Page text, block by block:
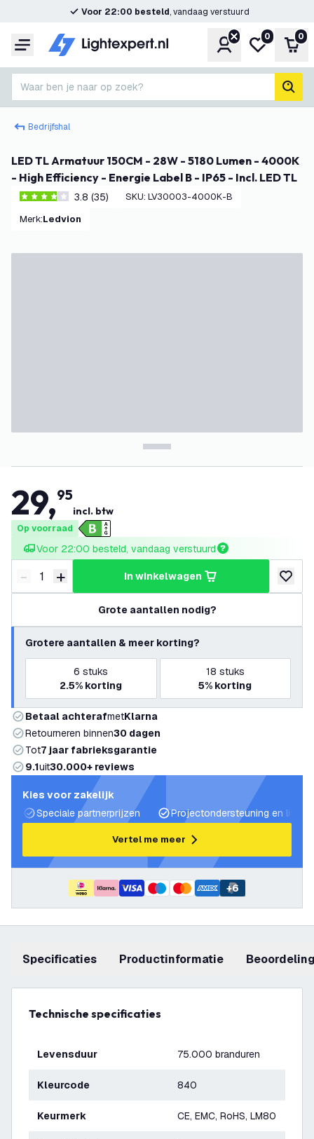
Voor 22:00 besteld, vandaag verstuurd
Menu Account
Mijn
0 0
Waar ben je naar op zoek?
Bedrijfshal
LED TL Armatuur 150CM - 28W - 5180 Lumen - 4000K
- High Efficiency - Energie Label B - IP65 - Incl. LED TL
3.8 score sterren
3.8 (35) SKU: LV30003-4000K-B
Merk: Ledvion
29,95
incl. btw
Op voorraad
Voor 22:00 besteld, vandaag verstuurd
Verminder hoeveelheid
- Verhoog hoeveelheid
+ in winkelwagen
Grote aantallen nodig?
Grotere aantallen & meer korting?
6 stuks
2.5% korting
18 stuks
5% korting
Betaal achterafmetKlarna
Retourneren binnen30 dagen
Tot7 jaar fabrieksgarantie
9.1uit30.000+ reviews
Kies voor zakelijk
Speciale partnerprijzen
Projectondersteuning en
Vertel me meer
+6
Specificaties productinformatie
Technische specificaties
Levensduur 75.000 branduren
Kleurcode 840
Keurmerk CE, EMC, RoHS, LM80